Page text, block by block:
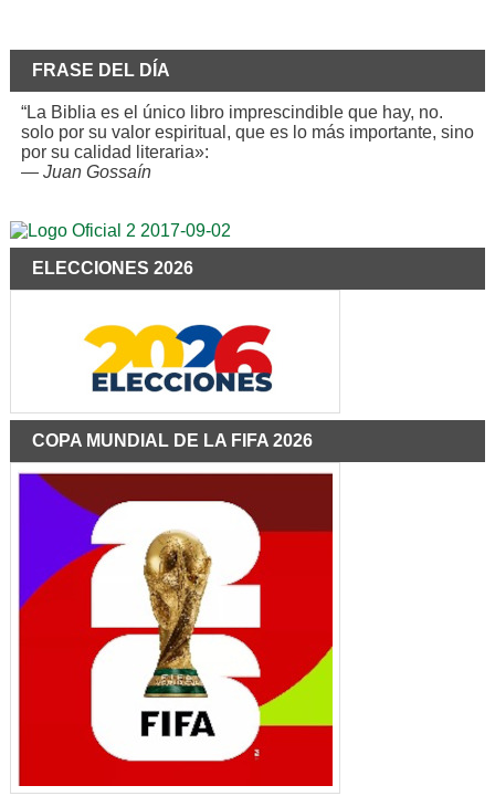
FRASE DEL DÍA
“La Biblia es el único libro imprescindible que hay, no.
solo por su valor espiritual, que es lo más importante, sino
por su calidad literaria»:
— Juan Gossaín
ELECCIONES 2026
COPA MUNDIAL DE LA FIFA 2026